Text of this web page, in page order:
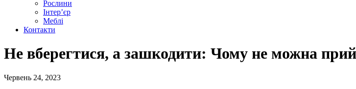
Рослини
Інтер’єр
Меблі
Контакти
Не вберегтися, а зашкодити: Чому не можна
Червень 24, 2023